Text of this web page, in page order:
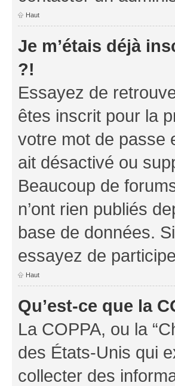
Haut
Je m’étais déjà
?!
Essayez de
êtes inscrit pour la
votre mot de passe
ait désactivé ou
Beaucoup de
n’ont rien publiés
base de données.
essayez de
Haut
Qu’est-ce que la
La COPPA, ou la
des États-Unis qui
collecter des